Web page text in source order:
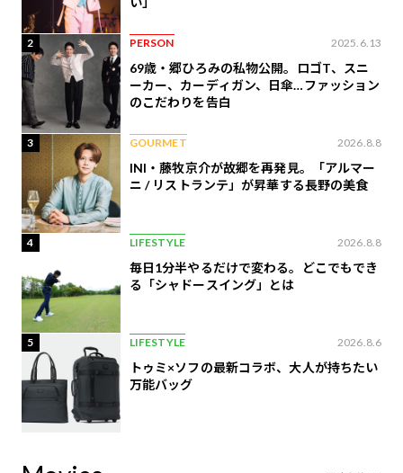
2 PERSON 2025.6.13
69歳・郷ひろみの私物公開。ロゴT、スニ
ーカー、カーディガン、日傘…ファッション
のこだわりを告白
3 GOURMET 2026.8.8
INI・藤牧京介が故郷を再発見。「アルマー
ニ / リストランテ」が昇華する長野の美食
4 LIFESTYLE 2026.8.8
毎日1分半やるだけで変わる。どこでもでき
る「シャドースイング」とは
5 LIFESTYLE 2026.8.6
トゥミ×ソフの最新コラボ、大人が持ちたい
万能バッグ